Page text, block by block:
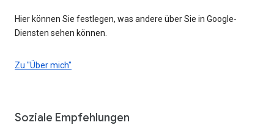
Hier können Sie festlegen, was andere über Sie in Google-
Diensten sehen können.
Zu "Über mich"
Soziale Empfehlungen